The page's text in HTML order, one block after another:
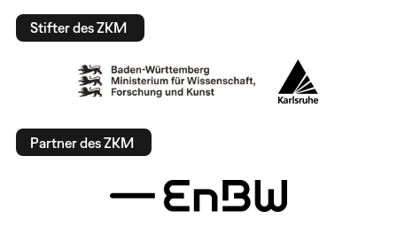
Stifter des ZKM
Partner des ZKM